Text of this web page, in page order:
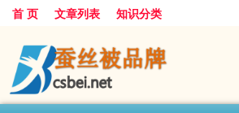
首 页 文章列表 知识分类